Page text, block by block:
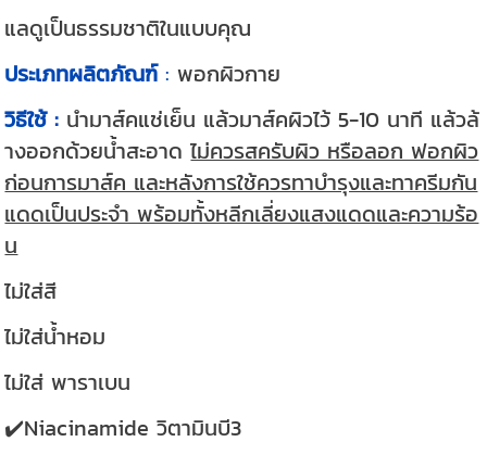
แลดูเป็นธรรมชาติในแบบคุณ
ประเภทผลิตภัณฑ์: พอกผิวกาย
วิธีใช้ : นำมาส์คแช่เย็น แล้วมาส์คผิวไว้ 5-10 นาที แล้วล้
างออกด้วยน้ำสะอาดไม่ควรสครับผิว หรือลอก ฟอกผิว
ก่อนการมาส์ค และหลังการใช้ควรทาบำรุงและทาครีมกัน
แดดเป็นประจำ พร้อมทั้งหลีกเลี่ยงแสงแดดและความร้อ
น
ไม่ใส่สี
ไม่ใส่น้ำหอม
ไม่ใส่ พาราเบน
✔️Niacinamide วิตามินบี3